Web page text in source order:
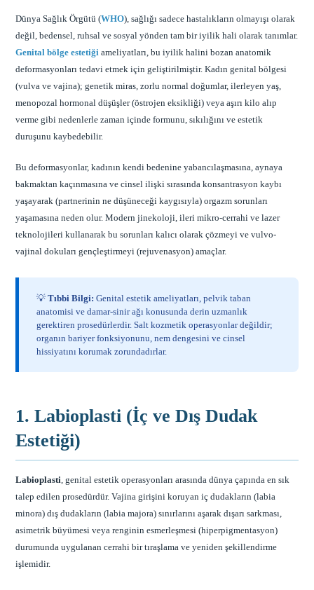
Dünya Sağlık Örgütü (WHO), sağlığı sadece hastalıkların olmayışı olarak
değil, bedensel, ruhsal ve sosyal yönden tam bir iyilik hali olarak tanımlar.
Genital bölge estetiği ameliyatları, bu iyilik halini bozan anatomik
deformasyonları tedavi etmek için geliştirilmiştir. Kadın genital bölgesi
(vulva ve vajina); genetik miras, zorlu normal doğumlar, ilerleyen yaş,
menopozal hormonal düşüşler (östrojen eksikliği) veya aşırı kilo alıp
verme gibi nedenlerle zaman içinde formunu, sıkılığını ve estetik
duruşunu kaybedebilir.
Bu deformasyonlar, kadının kendi bedenine yabancılaşmasına, aynaya
bakmaktan kaçınmasına ve cinsel ilişki sırasında konsantrasyon kaybı
yaşayarak (partnerinin ne düşüneceği kaygısıyla) orgazm sorunları
yaşamasına neden olur. Modern jinekoloji, ileri mikro-cerrahi ve lazer
teknolojileri kullanarak bu sorunları kalıcı olarak çözmeyi ve vulvo-
vajinal dokuları gençleştirmeyi (rejuvenasyon) amaçlar.
💡Tıbbi Bilgi: Genital estetik ameliyatları, pelvik taban
anatomisi ve damar-sinir ağı konusunda derin uzmanlık
gerektiren prosedürlerdir. Salt kozmetik operasyonlar değildir;
organın bariyer fonksiyonunu, nem dengesini ve cinsel
hissiyatını korumak zorundadırlar.
1. Labioplasti (İç ve Dış Dudak
Estetiği)
Labioplasti , genital estetik operasyonları arasında dünya çapında en sık
talep edilen prosedürdür. Vajina girişini koruyan iç dudakların (labia
minora) dış dudakların (labia majora) sınırlarını aşarak dışarı sarkması,
asimetrik büyümesi veya renginin esmerleşmesi (hiperpigmentasyon)
durumunda uygulanan cerrahi bir tıraşlama ve yeniden şekillendirme
işlemidir.